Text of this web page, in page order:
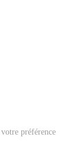
préférence